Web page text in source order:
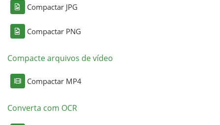
Compactar JPG
Compactar PNG
Compacte arquivos de vídeo
Compactar MP4
Converta com OCR